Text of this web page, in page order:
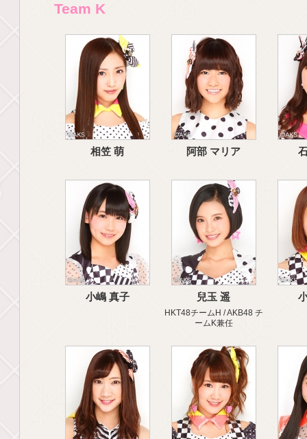
Team K
相笠 萌 阿部 マリア
小嶋 真子 兒玉 遥
HKT48チームH / AKB48 チ
ームK兼任